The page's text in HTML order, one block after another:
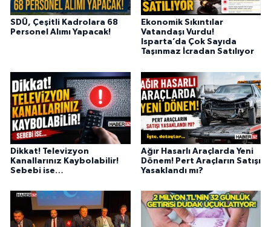
SDÜ, Çeşitli Kadrolara 68
Personel Alımı Yapacak!
Ekonomik Sıkıntılar
Vatandaşı Vurdu!
Isparta’da Çok Sayıda
Taşınmaz İcradan Satılıyor
Dikkat! Televizyon
Kanallarınız Kaybolabilir!
Sebebi ise…
Ağır Hasarlı Araçlarda Yeni
Dönem! Pert Araçların Satışı
Yasaklandı mı?